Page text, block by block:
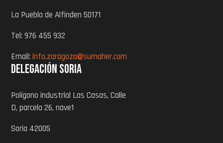
La Puebla de Alfinden 50171
Tel: 976 455 932
Email:info.zaragoza@sumaher.com
Delegación Soria
Polígono industrial Las Casas, Calle
D, parcela 26, nave1
Soria 42005